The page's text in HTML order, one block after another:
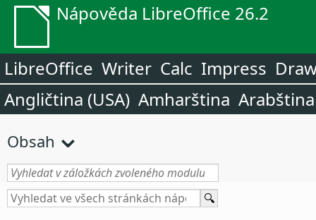
Nápověda LibreOffice 26.2
LibreOffice Writer Calc Impress
Angličtina (USA) Amharština Arabština
Obsah